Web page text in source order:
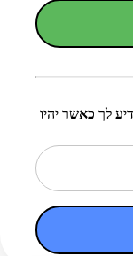
לך כאשר יהיו